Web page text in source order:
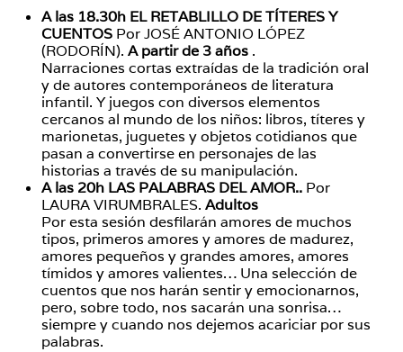
A las 18.30h EL RETABLILLO DE TÍTERES Y
CUENTOS Por JOSÉ ANTONIO LÓPEZ
(RODORÍN). A partir de 3 años .
Narraciones cortas extraídas de la tradición oral
y de autores contemporáneos de literatura
infantil. Y juegos con diversos elementos
cercanos al mundo de los niños: libros, títeres y
marionetas, juguetes y objetos cotidianos que
pasan a convertirse en personajes de las
historias a través de su manipulación.
A las 20h LAS PALABRAS DEL AMOR.. Por
LAURA VIRUMBRALES. Adultos
Por esta sesión desfilarán amores de muchos
tipos, primeros amores y amores de madurez,
amores pequeños y grandes amores, amores
tímidos y amores valientes… Una selección de
cuentos que nos harán sentir y emocionarnos,
pero, sobre todo, nos sacarán una sonrisa…
siempre y cuando nos dejemos acariciar por sus
palabras.